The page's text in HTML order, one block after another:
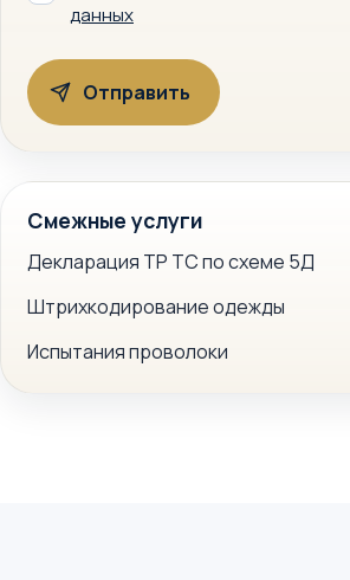
данных
Смежные услуги
Декларация ТР ТС по схеме 5Д
Штрихкодирование одежды
Испытания проволоки